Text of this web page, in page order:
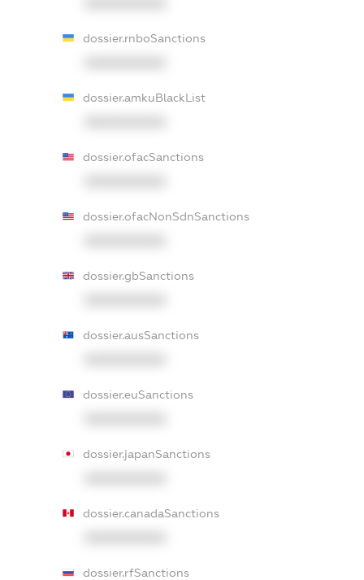
dossier.rnboSanctions
dossier.amkuBlackList
dossier.ofacSanctions
dossier.ofacNonSdnSanctions
dossier.gbSanctions
dossier.ausSanctions
dossier.euSanctions
dossier.japanSanctions
dossier.canadaSanctions
dossier.rfSanctions